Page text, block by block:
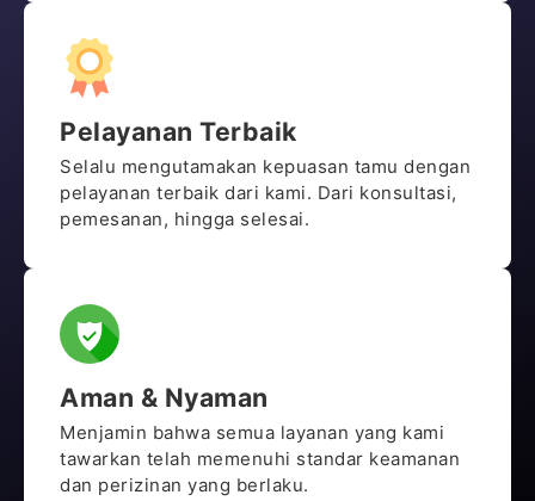
Pelayanan Terbaik
Selalu mengutamakan kepuasan tamu dengan
pelayanan terbaik dari kami. Dari konsultasi,
pemesanan, hingga selesai.
Aman & Nyaman
Menjamin bahwa semua layanan yang kami
tawarkan telah memenuhi standar keamanan
dan perizinan yang berlaku.